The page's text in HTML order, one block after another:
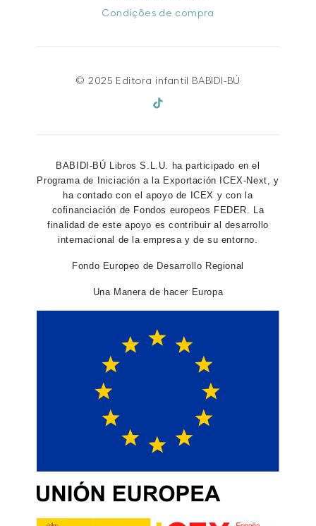
Condições de compra
© 2025 Editora infantil BABIDI-BÚ
BABIDI-BÚ Libros S.L.U. ha participado en el
Programa de Iniciación a la Exportación ICEX-Next, y
ha contado con el apoyo de ICEX y con la
cofinanciación de Fondos europeos FEDER. La
finalidad de este apoyo es contribuir al desarrollo
internacional de la empresa y de su entorno.
Fondo Europeo de Desarrollo Regional
Una Manera de hacer Europa